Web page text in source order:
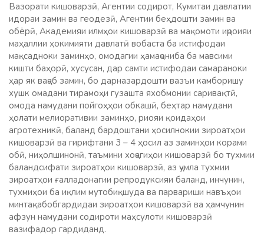
Вазорати кишоварзӣ, Агентии содирот, Кумитаи давлатии
идораи замин ва геодезӣ, Агентии беҳдошти замин ва
обёрӣ, Академияи илмҳои кишоварзӣ ва мақомоти иҷроияи
маҳаллии ҳокимияти давлатӣ вобаста ба истифодаи
мақсадноки заминҳо, омодагии ҳамаҷониба ба мавсими
кишти баҳорӣ, хусусан, дар самти истифодаи самараноки
ҳар як ваҷаб замин, бо дарназардошти вазъи камборишу
хушк омадани тирамоҳи гузашта яхобмонии саривақтӣ,
омода намудани пойгоҳҳои обкашӣ, беҳтар намудани
ҳолати мелиоративии заминҳо, риояи қоидаҳои
агротехникӣ, баланд бардоштани ҳосилнокии зироатҳои
кишоварзӣ ва гирифтани 3 – 4 ҳосил аз заминҳои корами
обӣ, ниҳолшинонӣ, таъмини хоҷагиҳои кишоварзӣ бо тухмии
баландсифати зироатҳои кишоварзӣ, аз ҷумла тухмии
зироатҳои ғалладонагии репродуксияи баланд, инчунин,
тухмиҳои ба иқлим мутобиқшуда ва парвариши навъҳои
минтақабобгардидаи зироатҳои кишоварзӣ ва ҳамчунин
афзун намудани содироти маҳсулоти кишоварзӣ
вазифадор гардиданд.